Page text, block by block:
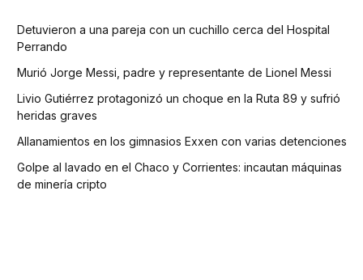
Detuvieron a una pareja con un cuchillo cerca del Hospital
Perrando
Murió Jorge Messi, padre y representante de Lionel Messi
Livio Gutiérrez protagonizó un choque en la Ruta 89 y sufrió
heridas graves
Allanamientos en los gimnasios Exxen con varias detenciones
Golpe al lavado en el Chaco y Corrientes: incautan máquinas
de minería cripto